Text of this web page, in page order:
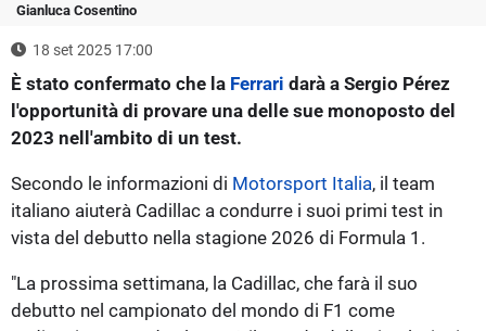
Gianluca Cosentino
18 set 2025 17:00
È stato confermato che la Ferrari darà a Sergio Pérez
l'opportunità di provare una delle sue monoposto del
2023 nell'ambito di un test.
Secondo le informazioni di Motorsport Italia, il team
italiano aiuterà Cadillac a condurre i suoi primi test in
vista del debutto nella stagione 2026 di Formula 1.
"La prossima settimana, la Cadillac, che farà il suo
debutto nel campionato del mondo di F1 come